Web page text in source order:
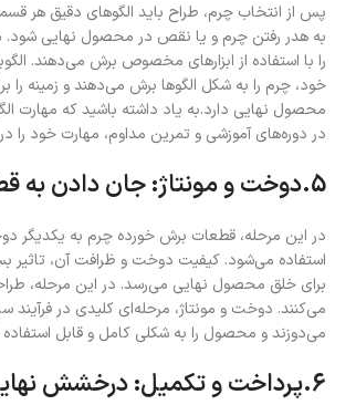
پس از انتخاب چرم، طراح باید الگوهای دقیق هر
به هدر رفتن چرم و یا نقص در محصول نهایی شود.
را با استفاده از ابزارهای مخصوص برش می‌دهند.
خود، چرم را به شکل الگوها برش می‌دهند و زمینه
محصول نهایی دارد.به یاد داشته باشید که مهارت
در دوره‌های آموزشی و تمرین مداوم، مهارت خود را در
5.دوخت و مونتاژ: جان دادن به قطعات چرمی
در این مرحله، قطعات برش خورده چرم به
استفاده می‌شود. کیفیت دوخت و ظرافت آن، تاثیر
برای خلق محصول نهایی می‌رسد. در این مرحله،
می‌کنند. دوخت و مونتاژ، مرحله‌ای کلیدی در
می‌دوزند و محصول را به شکلی کامل و قابل
6.پرداخت و تکمیل: درخشش نهایی اثر چرمی